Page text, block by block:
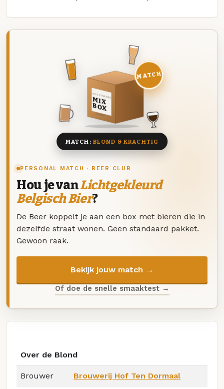
PERSONAL MATCH · BEER CLUB
Hou je vanLichtgekleurd
Belgisch Bier?
De Beer koppelt je aan een box met bieren die in
dezelfde straat wonen. Geen standaard pakket.
Gewoon raak.
Bekijk jouw match →
Of doe de snelle smaaktest →
DEZE MAAND
MIX
BOX
8 BIEREN
MATCH
MATCH: BLOND & KRACHTIG
Over de Blond
Brouwer Brouwerij Hof Ten Dormaal